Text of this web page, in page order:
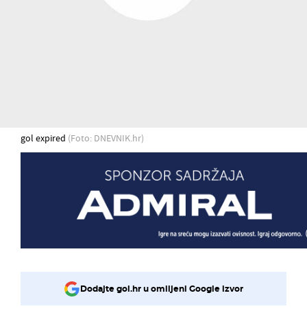
gol expired (Foto: DNEVNIK.hr)
Dodajte gol.hr u omiljeni Google izvor